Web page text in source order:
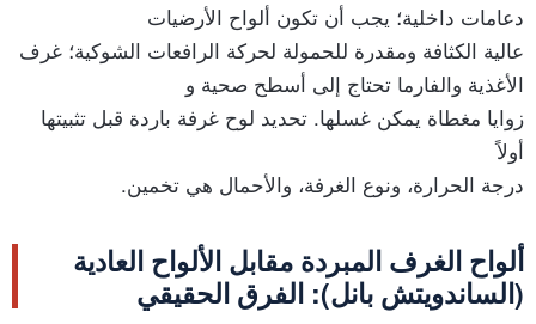
دعامات داخلية؛ يجب أن تكون ألواح الأرضيات
عالية الكثافة ومقدرة للحمولة لحركة الرافعات الشوكية؛ غرف
الأغذية والفارما تحتاج إلى أسطح صحية و
زوايا مغطاة يمكن غسلها. تحديد لوح غرفة باردة قبل تثبيتها
أولاً
درجة الحرارة، ونوع الغرفة، والأحمال هي تخمين.
ألواح الغرف المبردة مقابل الألواح العادية
(الساندويتش بانل): الفرق الحقيقي